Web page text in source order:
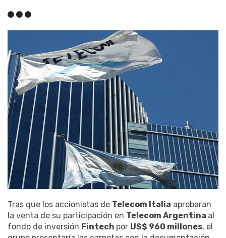
Tras que los accionistas de Telecom Italia aprobaran
la venta de su participación en Telecom Argentina al
fondo de inversión Fintech por US$ 960 millones, el